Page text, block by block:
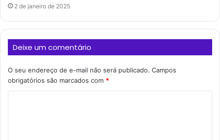
2 de janeiro de 2025
Deixe um comentário
O seu endereço de e-mail não será publicado. Campos
obrigatórios são marcados com *